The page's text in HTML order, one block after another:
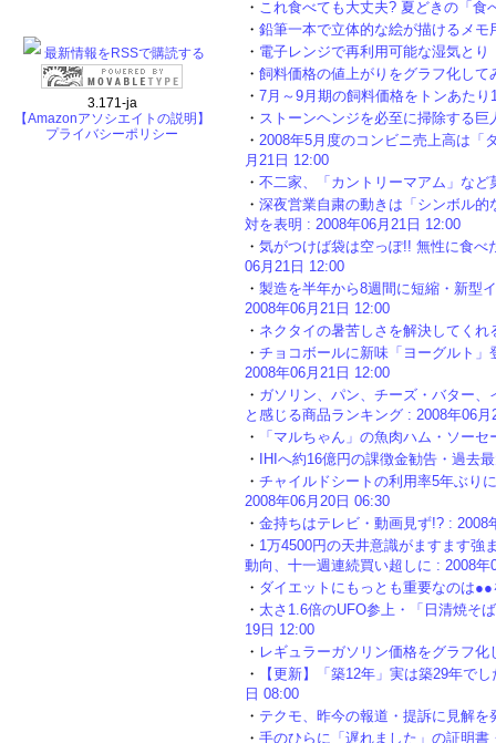
・ これ食べても大丈夫? 夏どきの「食
・ 鉛筆一本で立体的な絵が描けるメモ
・ 電子レンジで再利用可能な湿気と
・ 飼料価格の値上がりをグラフ化して
・ 7月～9月期の飼料価格をトンあた
・ ストーンヘンジを必至に掃除する巨
・ 2008年5月度のコンビニ売上高は「
月21日 12:00
・ 不二家、「カントリーマアム」な
・ 深夜営業自粛の動きは「シンボル
対を表明 : 2008年06月21日 12:00
・ 気がつけば袋は空っぽ!! 無性に食べ
06月21日 12:00
・ 製造を半年から8週間に短縮・新型
2008年06月21日 12:00
・ ネクタイの暑苦しさを解決してく
・ チョコボールに新味「ヨーグルト
2008年06月21日 12:00
・ ガソリン、パン、チーズ・バター
と感じる商品ランキング : 2008年06月
・
「マルちゃん」の魚肉ハム・ソー
・
IHIへ約16億円の課徴金勧告・過去
・ チャイルドシートの利用率5年ぶ
2008年06月20日 06:30
・ 金持ちはテレビ・動画見ず!? : 2008
・ 1万4500円の天井意識がますます
動向、十一週連続買い超しに : 2008年
・ ダイエットにもっとも重要なのは
・ 太さ1.6倍のUFO参上・「日清焼そ
19日 12:00
・ レギュラーガソリン価格をグラフ
・
【更新】「築12年」実は築29年で
日 08:00
・ テクモ、昨今の報道・提訴に見解
・ 手のひらに「遅れました」の証明
最新情報をRSSで購読する
3.171-ja
【Amazonアソシエイトの説明】
プライバシーポリシー